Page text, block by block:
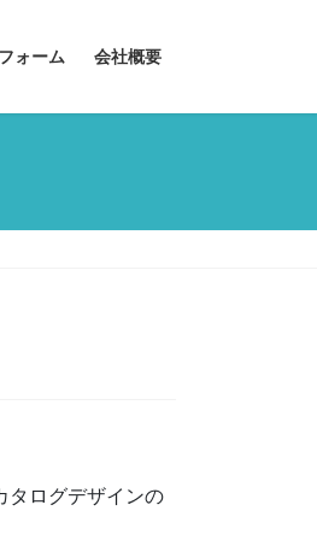
ォーム 会社概要
タログデザインの